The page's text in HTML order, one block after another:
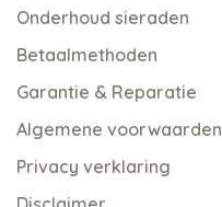
Onderhoud sieraden
Betaalmethoden
Garantie & Reparatie
Algemene voorwaarden
Privacy verklaring